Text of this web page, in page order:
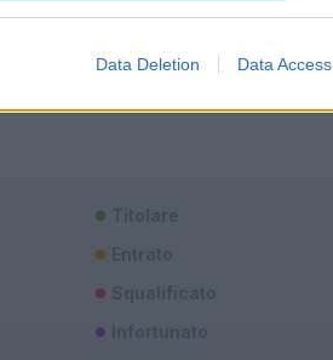
Data Deletion Data Access
Mantra
Titolare
Entrato
Squalificato
Infortunato